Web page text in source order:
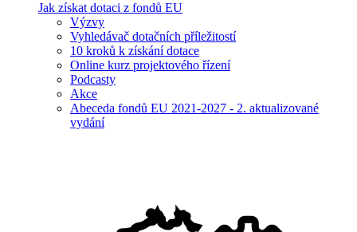
Jak získat dotaci z fondů EU
Výzvy
Vyhledávač dotačních příležitostí
10 kroků k získání dotace
Online kurz projektového řízení
Podcasty
Akce
Abeceda fondů EU 2021-2027 - 2. aktualizované
vydání